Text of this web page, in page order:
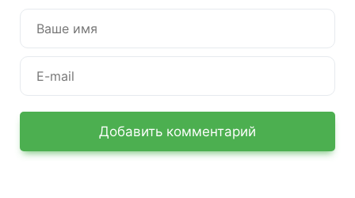
Добавить комментарий